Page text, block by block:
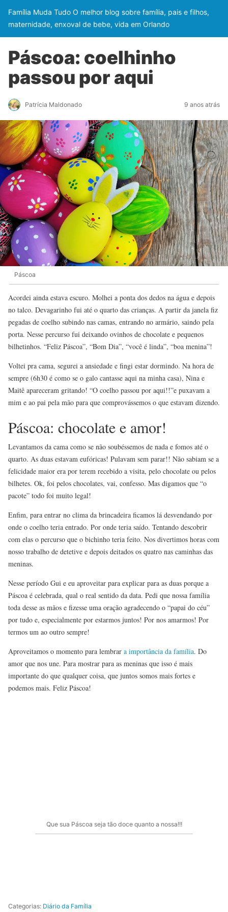
Família Muda Tudo O melhor blog sobre família, pais e filhos,
maternidade, enxoval de bebe, vida em Orlando
Páscoa: coelhinho
passou por aqui
Patrícia Maldonado 9 anos atrás
Páscoa
Acordei ainda estava escuro. Molhei a ponta dos dedos na água e depois
no talco. Devagarinho fui até o quarto das crianças. A partir da janela fiz
pegadas de coelho subindo nas camas, entrando no armário, saindo pela
porta. Nesse percurso fui deixando ovinhos de chocolate e pequenos
bilhetinhos. “Feliz Páscoa”, “Bom Dia”, “você é linda”, “boa menina”!
Voltei pra cama, segurei a ansiedade e fingi estar dormindo. Na hora de
sempre (6h30 é como se o galo cantasse aqui na minha casa), Nina e
Maitê apareceram gritando! “O coelho passou por aqui!!”e puxavam a
mim e ao pai pela mão para que comprovássemos o que estavam dizendo.
Páscoa: chocolate e amor!
Levantamos da cama como se não soubéssemos de nada e fomos até o
quarto. As duas estavam eufóricas! Pulavam sem parar!! Não sabiam se a
felicidade maior era por terem recebido a visita, pelo chocolate ou pelos
bilhetes. Ok, foi pelos chocolates, vai, confesso. Mas digamos que “o
pacote” todo foi muito legal!
Enfim, para entrar no clima da brincadeira ficamos lá desvendando por
onde o coelho teria entrado. Por onde teria saído. Tentando descobrir
com elas o percurso que o bichinho teria feito. Nos divertimos horas com
nosso trabalho de detetive e depois deitados os quatro nas caminhas das
meninas.
Nesse período Gui e eu aproveitar para explicar para as duas porque a
Páscoa é celebrada, qual o real sentido da data. Pedi que nossa família
toda desse as mãos e fizesse uma oração agradecendo o “papai do céu”
por tudo e, especialmente por estarmos juntos! Por nos amarmos! Por
termos um ao outro sempre!
Aproveitamos o momento para lembrar a importância da família. Do
amor que nos une. Para mostrar para as meninas que isso é mais
importante do que qualquer coisa, que juntos somos mais fortes e
podemos mais. Feliz Páscoa!
Que sua Páscoa seja tão doce quanto a nossa!!!
Categorias: Diário da Família